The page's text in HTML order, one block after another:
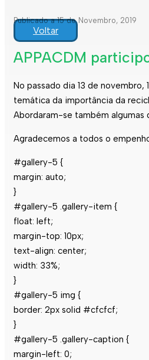
Publicado a 15 de Novembro, 2019
Voltar
APPACDM
No passado dia 13 de
temática da importância da
Abordaram-se também algumas
Agradecemos a todos o
#gallery-5 {
margin: auto;
}
#gallery-5 .gallery-item {
float: left;
margin-top: 10px;
text-align: center;
width: 33%;
}
#gallery-5 img {
border: 2px solid #cfcfcf;
}
#gallery-5 .gallery-caption {
margin-left: 0;